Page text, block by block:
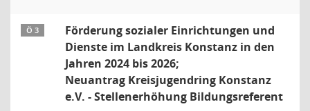
Ö 3
Förderung sozialer Einrichtungen und
Dienste im Landkreis Konstanz in den
Jahren 2024 bis 2026;
Neuantrag Kreisjugendring Konstanz
e.V. - Stellenerhöhung Bildungsreferent